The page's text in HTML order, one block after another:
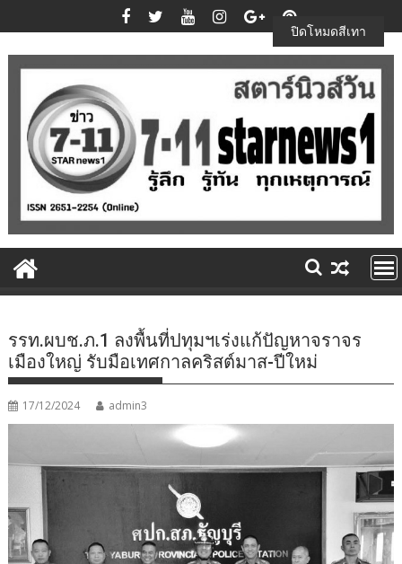
to
content
รรท.ผบช.ภ.1 ลงพื้นที่ปทุมฯเร่งแก้ปัญหาจราจร
เมืองใหญ่ รับมือเทศกาลคริสต์มาส-ปีใหม่
17/12/2024 admin3
ปิดโหมดสีเทา